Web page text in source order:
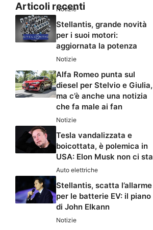
Articoli recenti
Notizie
Stellantis, grande novità
per i suoi motori:
aggiornata la potenza
Notizie
Alfa Romeo punta sul
diesel per Stelvio e Giulia,
ma c’è anche una notizia
che fa male ai fan
Notizie
Tesla vandalizzata e
boicottata, è polemica in
USA: Elon Musk non ci sta
Auto elettriche
Stellantis, scatta l’allarme
per le batterie EV: il piano
di John Elkann
Notizie